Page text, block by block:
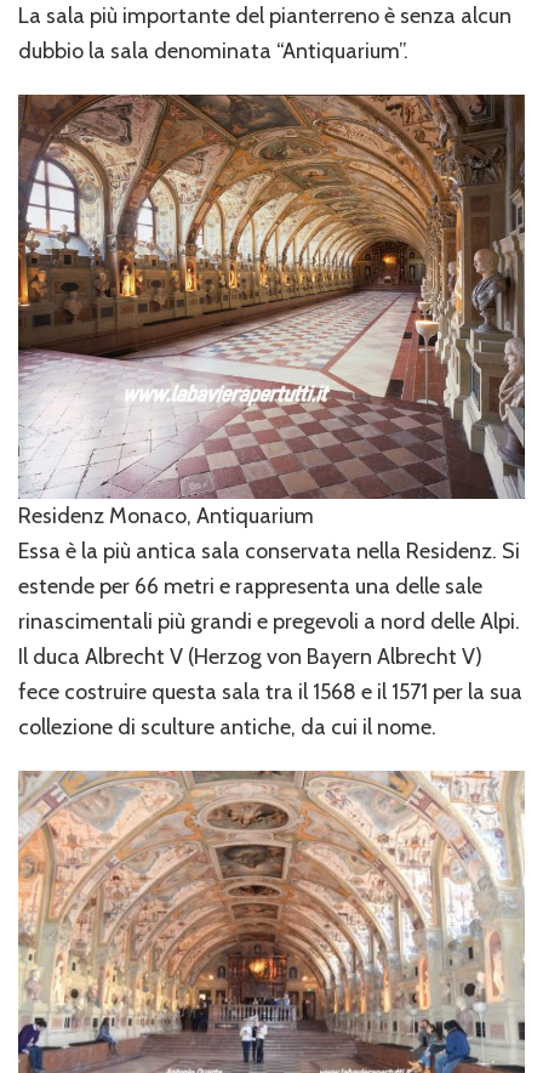
La sala più importante del pianterreno è senza alcun
dubbio la sala denominata “Antiquarium”.
Residenz Monaco, Antiquarium
Essa è la più antica sala conservata nella Residenz. Si
estende per 66 metri e rappresenta una delle sale
rinascimentali più grandi e pregevoli a nord delle Alpi.
Il duca Albrecht V (Herzog von Bayern Albrecht V)
fece costruire questa sala tra il 1568 e il 1571 per la sua
collezione di sculture antiche, da cui il nome.